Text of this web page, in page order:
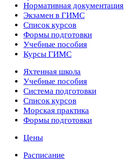
Нормативная документация
Экзамен в ГИМС
Список курсов
Формы подготовки
Учебные пособия
Курсы ГИМС
Яхтенная школа
Учебные пособия
Cистема подготовки
Список курсов
Морская практика
Формы подготовки
Цены
Расписание